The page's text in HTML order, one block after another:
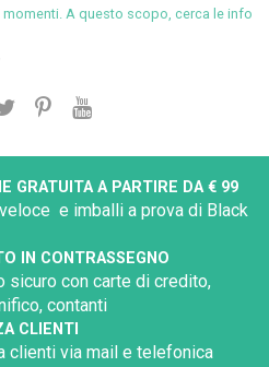
A questo scopo, cerca le info
GRATUITA A PARTIRE DA € 99
e imballi a prova di Black
IN CONTRASSEGNO
sicuro con carte di credito,
contanti
CLIENTI
clienti via mail e telefonica